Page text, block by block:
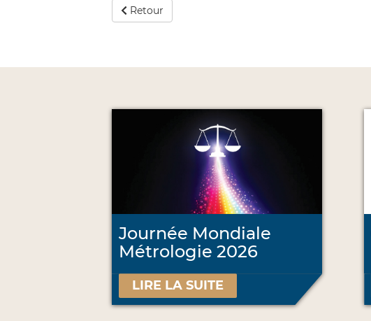
Retour
Journée Mondiale
Métrologie 2026
LIRE LA SUITE